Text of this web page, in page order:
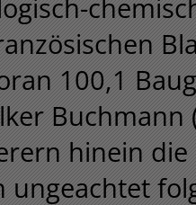
100,1
Buchmann
hinein
ungeachtet